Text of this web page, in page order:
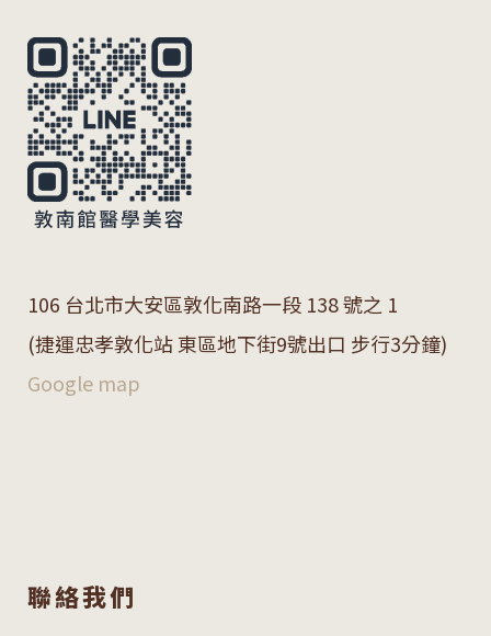
106 台北市大安區敦化南路一段 138 號之 1
(捷運忠孝敦化站 東區地下街9號出口 步行3分鐘)
Google map
聯絡我們